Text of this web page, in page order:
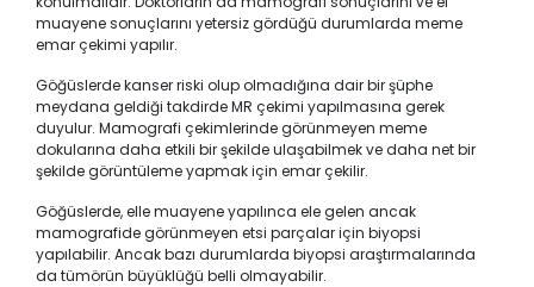
muayene sonuçlarını yetersiz gördüğü durumlarda meme
emar çekimi yapılır.
Göğüslerde kanser riski olup olmadığına dair bir şüphe
meydana geldiği takdirde MR çekimi yapılmasına gerek
duyulur. Mamografi çekimlerinde görünmeyen meme
dokularına daha etkili bir şekilde ulaşabilmek ve daha net bir
şekilde görüntüleme yapmak için emar çekilir.
Göğüslerde, elle muayene yapılınca ele gelen ancak
mamografide görünmeyen etsi parçalar için biyopsi
yapılabilir. Ancak bazı durumlarda biyopsi araştırmalarında
da tümörün büyüklüğü belli olmayabilir.